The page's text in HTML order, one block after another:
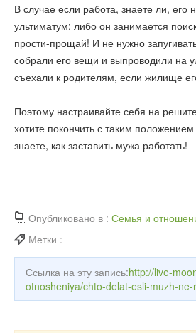
В случае если работа, знаете ли, его
ультиматум: либо он занимается
прости-прощай! И не нужно
собрали его вещи и выпроводили на
съехали к родителям, если жилище
Поэтому настраивайте себя на
хотите покончить с таким
знаете, как заставить мужа работать!
Опубликовано в : Семья и
Метки :
Ссылка на эту запись:http://live-
otnosheniya/chto-delat-esli-muzh-